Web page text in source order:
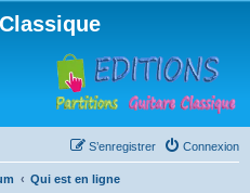
Connexion
S’enregistrer
Qui est en ligne